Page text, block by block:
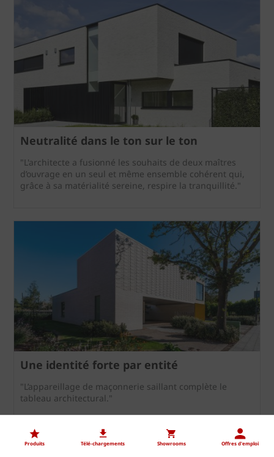
Neutralité dans le ton sur le ton
"L'architecte a fusionné les souhaits de deux maîtres
d’ouvrage en un seul et même ensemble cohérent qui,
grâce à sa matérialité sereine, respire la tranquillité."
Une identité forte par entité
"L’appareillage de maçonnerie saillant complète le
tableau architectural."
Produits Télé-chargements Showrooms Offres d'emploi